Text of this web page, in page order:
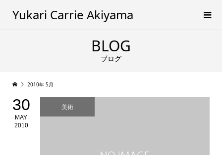
Yukari Carrie Akiyama
BLOG
ブログ
2010年 5月
30
MAY
2010
美術